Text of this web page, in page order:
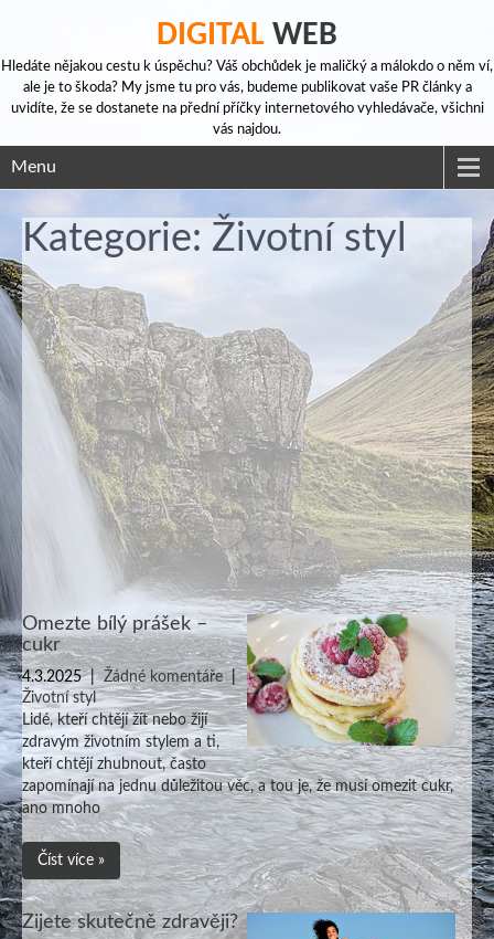
DIGITAL WEB
Hledáte nějakou cestu k úspěchu? Váš obchůdek je maličký a málokdo o něm ví,
ale je to škoda? My jsme tu pro vás, budeme publikovat vaše PR články a
uvidíte, že se dostanete na přední příčky internetového vyhledávače, všichni
vás najdou.
Menu
Kategorie: Životní styl
Omezte bílý prášek –
cukr
4.3.2025 |Žádné komentáře |
Životní styl
Lidé, kteří chtějí žít nebo žijí
zdravým životním stylem a ti,
kteří chtějí zhubnout, často
zapomínají na jednu důležitou věc, a tou je, že musí omezit cukr,
ano mnoho
Číst více »
Žijete skutečně zdravěji?